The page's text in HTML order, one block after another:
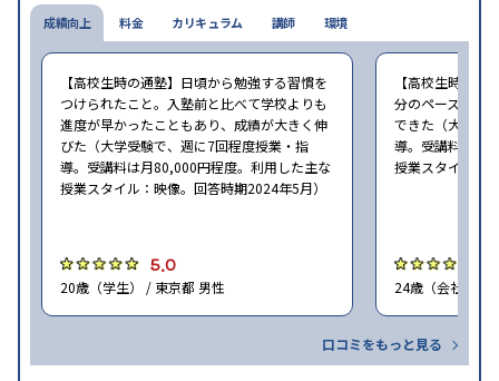
成績向上
【高校生時の通塾】日頃から勉強する習慣を
つけられたこと。入塾前と比べて学校よりも
進度が早かったこともあり、成績が大きく伸
びた（大学受験で、週に7回程度授業・指
導。受講料は月80,000円程度。利用した主な
授業スタイル：映像。回答時期2024年5月）
5.0
20歳（学生） / 東京都 男性
【高校生時の通
分のペースで進
できた（大学受
導。受講料は月
授業スタイル：
24歳（会社員<
口コミをもっと見る
料金 カリキュラム 講師 環境